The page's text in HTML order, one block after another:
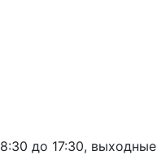
8:30 до 17:30, выходные